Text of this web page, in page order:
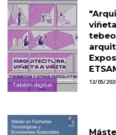
Tablón digital 12/05/